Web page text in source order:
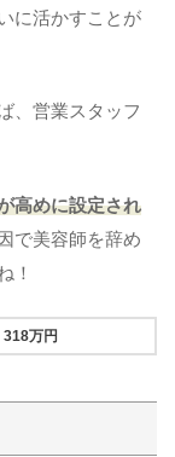
に活かすことが
、営業スタッフ
高めに設定され
で美容師を辞め
！
318万円